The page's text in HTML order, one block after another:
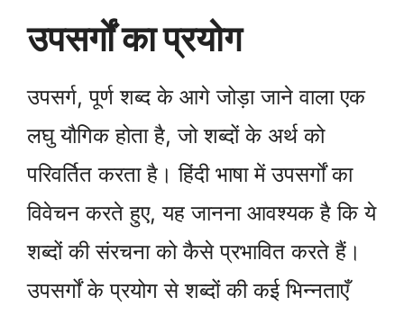
उपसर्गों का प्रयोग
उपसर्ग, पूर्ण शब्द के आगे जोड़ा जाने वाला एक
लघु यौगिक होता है, जो शब्दों के अर्थ को
परिवर्तित करता है। हिंदी भाषा में उपसर्गों का
विवेचन करते हुए, यह जानना आवश्यक है कि ये
शब्दों की संरचना को कैसे प्रभावित करते हैं।
उपसर्गों के प्रयोग से शब्दों की कई भिन्नताएँ